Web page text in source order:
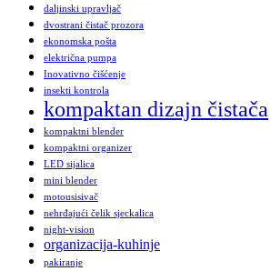
daljinski upravljač
dvostrani čistač prozora
ekonomska pošta
električna pumpa
Inovativno čišćenje
insekti kontrola
kompaktan dizajn čistača
kompaktni blender
kompaktni organizer
LED sijalica
mini blender
motousisivač
nehrđajući čelik sjeckalica
night-vision
organizacija-kuhinje
pakiranje